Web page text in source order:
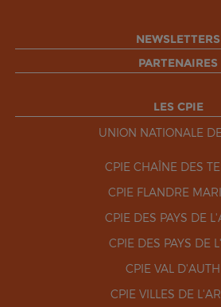
NEWSLETTERS
PARTENAIRES
LES CPIE
UNION NATIONALE
CPIE CHAÎNE DES
CPIE FLANDRE
CPIE DES PAYS DE
CPIE DES PAYS DE
CPIE VAL
CPIE VILLES DE